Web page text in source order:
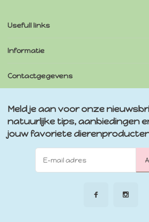
Usefull links
Informatie
Contactgegevens
Meld je aan voor onze
natuurlijke tips, aanbiedingen
jouw favoriete